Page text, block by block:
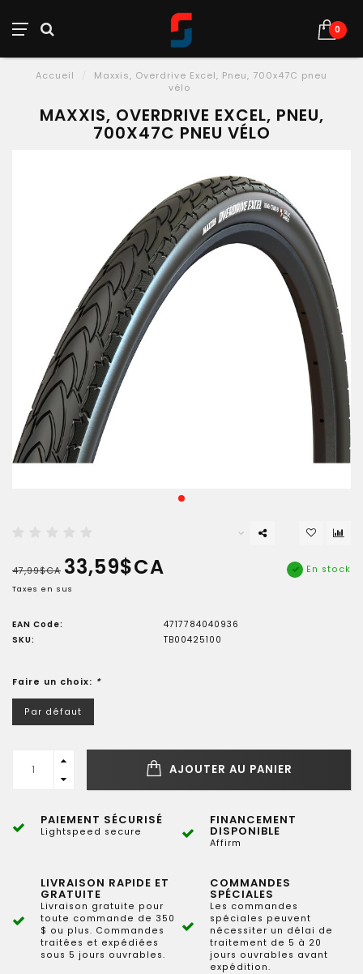
0
Accueil
Maxxis, Overdrive Excel, Pneu, 700x47C pneu
vélo
MAXXIS, OVERDRIVE EXCEL, PNEU,
700X47C PNEU VÉLO
47,99$CA 33,59$CA
Taxes en sus
En stock
EAN Code:
4717784040936
SKU:
TB00425100
Faire un choix: *
Par défaut
AJOUTER AU PANIER
PAIEMENT SÉCURISÉ
Lightspeed secure
FINANCEMENT
DISPONIBLE
Affirm
LIVRAISON RAPIDE ET
GRATUITE
Livraison gratuite pour
toute commande de 350
$ ou plus. Commandes
traitées et expédiées
sous 5 jours ouvrables.
COMMANDES
SPÉCIALES
Les commandes
spéciales peuvent
nécessiter un délai de
traitement de 5 à 20
jours ouvrables avant
expédition.